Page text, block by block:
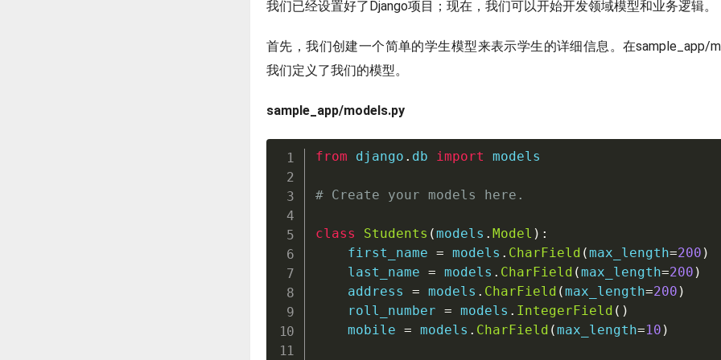
我们已经设置好了Django项目；现在，我们可以开始开发领域模型和业务逻辑。
首先，我们创建一个简单的学生模型来表示学生的详细信息。在sample_app/
我们定义了我们的模型。
sample_app/models.py
from django . db import models
# Create your models here.
class Students (models . Model ) :
    first_name
= models . CharField (max_length=200 )
    last_name
= models . CharField (max_length=200 )
    address
= models . CharField (max_length=200 )
    roll_number
= models . IntegerField ( )
    mobile
= models . CharField (max_length=10 )